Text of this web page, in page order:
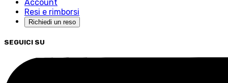
Account
Resi e rimborsi
Richiedi un reso
SEGUICI SU